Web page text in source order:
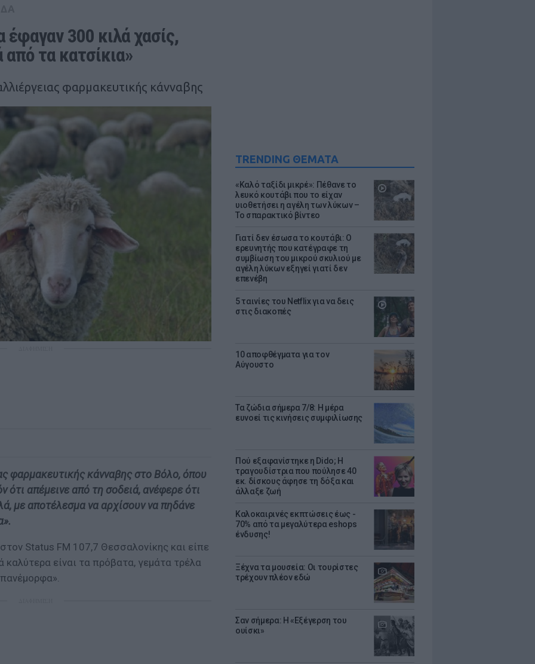
TRENDING ΘΕΜΑΤΑ
«Καλό ταξίδι μικρέ»: Πέθανε το
λευκό κουτάβι που το είχαν
υιοθετήσει η αγέλη των λύκων –
Το σπαρακτικό βίντεο
Γιατί δεν έσωσα το κουτάβι: Ο
ερευνητής που κατέγραφε τη
συμβίωση του μικρού σκυλιού με
αγέλη λύκων εξηγεί γιατί δεν
επενέβη
5 ταινίες του Netflix για να δεις
στις διακοπές
10 αποφθέγματα για τον
Αύγουστο
Τα ζώδια σήμερα 7/8: Η μέρα
ευνοεί τις κινήσεις συμφιλίωσης
Πού εξαφανίστηκε η Dido; Η
τραγουδίστρια που πούλησε 40
εκ. δίσκους άφησε τη δόξα και
άλλαξε ζωή
Καλοκαιρινές εκπτώσεις έως -
70% από τα μεγαλύτερα eshops
ένδυσης!
Ξέχνα τα μουσεία: Οι τουρίστες
τρέχουν πλέον εδώ
Σαν σήμερα: Η «Εξέγερση του
ουίσκι»
300 κιλά χασίς,
τα κατσίκια»
φαρμακευτικής κάνναβης
φαρμακευτικής κάνναβης στο Βόλο, όπου
απέμεινε από τη σοδειά, ανέφερε ότι
με αποτέλεσμα να αρχίσουν να πηδάνε
Status FM 107,7 Θεσσαλονίκης και είπε
καλύτερα είναι τα πρόβατα, γεμάτα τρέλα